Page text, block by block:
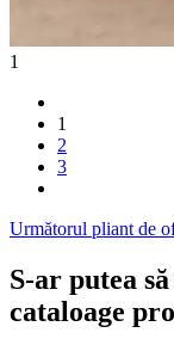
1
1
2
3
Următorul pliant de
S-ar putea
cataloage